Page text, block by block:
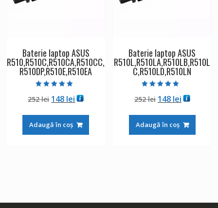
Baterie laptop ASUS
R510,R510C,R510CA,R510CC,
R510DP,R510E,R510EA
5.00
din 5
252lei Prețul
a
fost:
148 leiPrețul
este:
148 lei.
Adaugă în coș
Baterie laptop ASUS
R510L,R510LA,R510LB,R510L
C,R510LD,R510LN
4.50
din 5
252lei Prețul
a
fost:
148 leiPrețul
este:
148 lei.
Adaugă în coș